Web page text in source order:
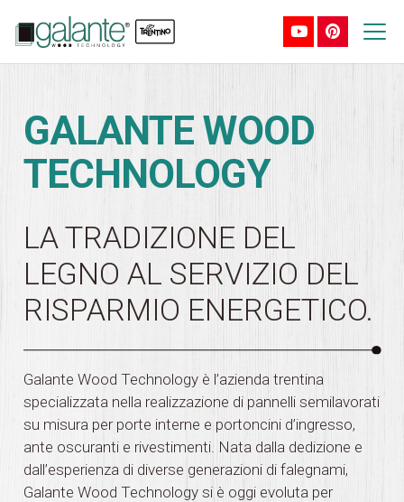
GALANTE WOOD
TECHNOLOGY
LA TRADIZIONE DEL
LEGNO AL SERVIZIO DEL
RISPARMIO ENERGETICO.
Galante Wood Technology è l’azienda trentina
specializzata nella realizzazione di pannelli semilavorati
su misura per porte interne e portoncini d’ingresso,
ante oscuranti e rivestimenti. Nata dalla dedizione e
dall’esperienza di diverse generazioni di falegnami,
Galante Wood Technology si è oggi evoluta per